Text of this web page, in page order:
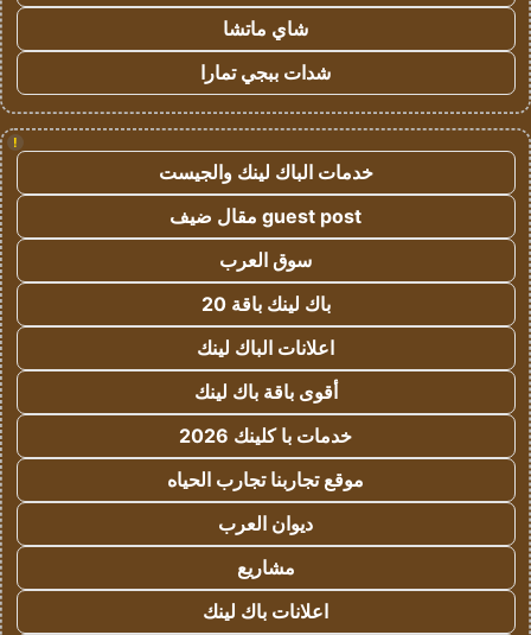
شاي ماتشا
شدات ببجي تمارا
!
خدمات الباك لينك والجيست
guest post مقال ضيف
سوق العرب
باك لينك باقة 20
اعلانات الباك لينك
أقوى باقة باك لينك
خدمات با كلينك 2026
موقع تجاربنا تجارب الحياه
ديوان العرب
مشاريع
اعلانات باك لينك